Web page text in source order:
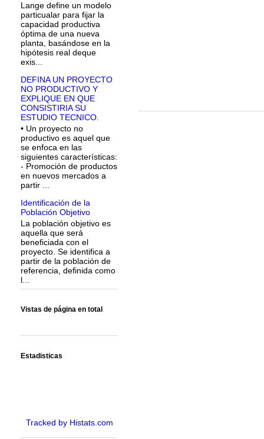
Lange define un modelo
particualar para fijar la
capacidad productiva
óptima de una nueva
planta, basándose en la
hipótesis real deque
exis...
DEFINA UN PROYECTO
NO PRODUCTIVO Y
EXPLIQUE EN QUE
CONSISTIRIA SU
ESTUDIO TECNICO.
• Un proyecto no
productivo es aquel que
se enfoca en las
siguientes características:
- Promoción de productos
en nuevos mercados a
partir ...
Identificación de la
Población Objetivo
La población objetivo es
aquella que será
beneficiada con el
proyecto. Se identifica a
partir de la población de
referencia, definida como
l...
Vistas de página en total
Estadisticas
Tracked by Histats.com